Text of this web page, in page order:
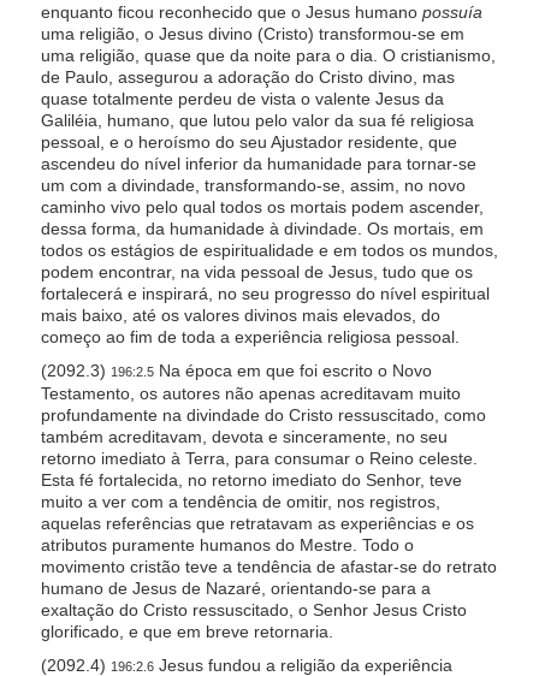
enquanto ficou reconhecido que o Jesus humano possuía
uma religião, o Jesus divino (Cristo) transformou-se em
uma religião, quase que da noite para o dia. O cristianismo,
de Paulo, assegurou a adoração do Cristo divino, mas
quase totalmente perdeu de vista o valente Jesus da
Galiléia, humano, que lutou pelo valor da sua fé religiosa
pessoal, e o heroísmo do seu Ajustador residente, que
ascendeu do nível inferior da humanidade para tornar-se
um com a divindade, transformando-se, assim, no novo
caminho vivo pelo qual todos os mortais podem ascender,
dessa forma, da humanidade à divindade. Os mortais, em
todos os estágios de espiritualidade e em todos os mundos,
podem encontrar, na vida pessoal de Jesus, tudo que os
fortalecerá e inspirará, no seu progresso do nível espiritual
mais baixo, até os valores divinos mais elevados, do
começo ao fim de toda a experiência religiosa pessoal.
(2092.3) 196:2.5Na época em que foi escrito o Novo
Testamento, os autores não apenas acreditavam muito
profundamente na divindade do Cristo ressuscitado, como
também acreditavam, devota e sinceramente, no seu
retorno imediato à Terra, para consumar o Reino celeste.
Esta fé fortalecida, no retorno imediato do Senhor, teve
muito a ver com a tendência de omitir, nos registros,
aquelas referências que retratavam as experiências e os
atributos puramente humanos do Mestre. Todo o
movimento cristão teve a tendência de afastar-se do retrato
humano de Jesus de Nazaré, orientando-se para a
exaltação do Cristo ressuscitado, o Senhor Jesus Cristo
glorificado, e que em breve retornaria.
(2092.4) 196:2.6Jesus fundou a religião da experiência